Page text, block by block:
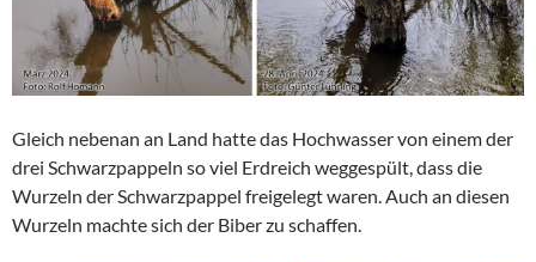
Gleich nebenan an Land hatte das Hochwasser von einem der
drei Schwarzpappeln so viel Erdreich weggespült, dass die
Wurzeln der Schwarzpappel freigelegt waren. Auch an diesen
Wurzeln machte sich der Biber zu schaffen.